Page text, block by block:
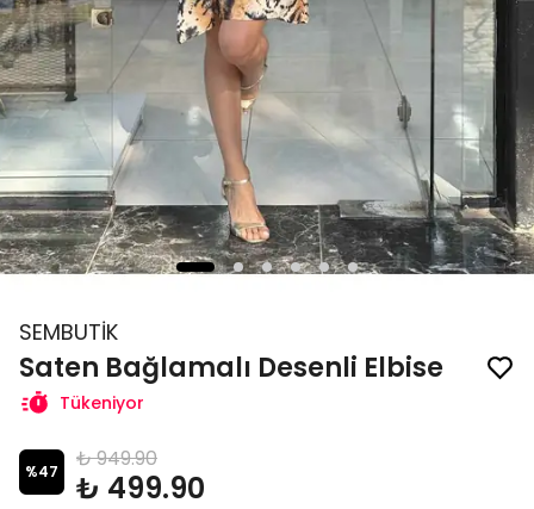
SEMBUTİK
Saten Bağlamalı Desenli Elbise
Tükeniyor
%47 ₺ 949.90
₺ 499.90